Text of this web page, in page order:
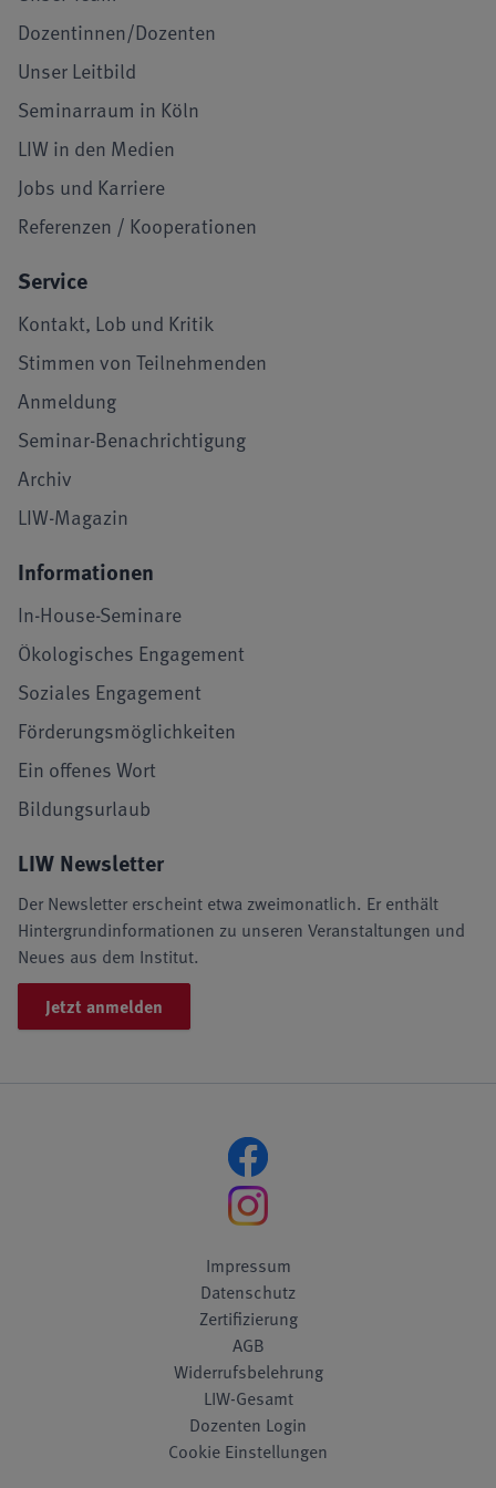
Dozentinnen/Dozenten
Unser Leitbild
Seminarraum in Köln
LIW in den Medien
Jobs und Karriere
Referenzen / Kooperationen
Service
Kontakt, Lob und Kritik
Stimmen von Teilnehmenden
Anmeldung
Seminar-Benachrichtigung
Archiv
LIW-Magazin
Informationen
In-House-Seminare
Ökologisches Engagement
Soziales Engagement
Förderungsmöglichkeiten
Ein offenes Wort
Bildungsurlaub
LIW Newsletter
Der Newsletter erscheint etwa zweimonatlich. Er enthält
Hintergrundinformationen zu unseren Veranstaltungen und
Neues aus dem Institut.
Jetzt anmelden
Impressum
Datenschutz
Zertifizierung
AGB
Widerrufsbelehrung
LIW-Gesamt
Dozenten Login
Cookie Einstellungen